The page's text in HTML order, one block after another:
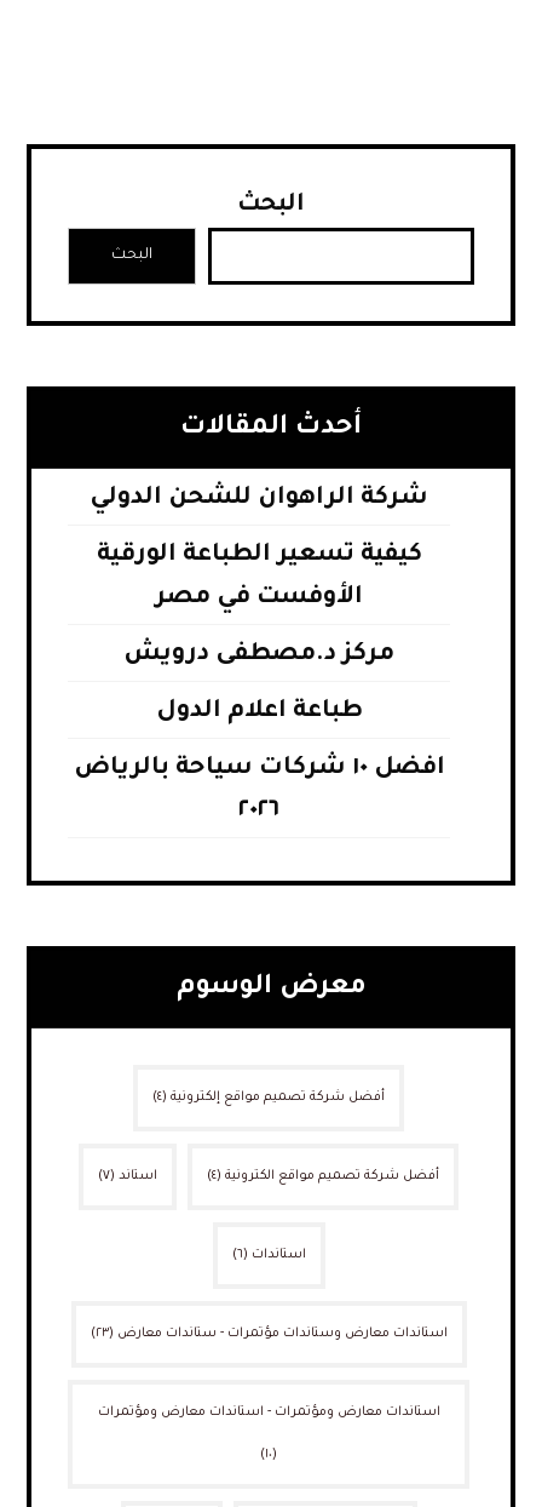
البحث
البحث
أحدث المقالات
شركة الراهوان للشحن الدولي
كيفية تسعير الطباعة الورقية
الأوفست في مصر
مركز د.مصطفى درويش
طباعة اعلام الدول
افضل ١٠ شركات سياحة بالرياض
٢٠٢٦
معرض الوسوم
أفضل شركة تصميم مواقع إلكترونية (٤)
أفضل شركة تصميم مواقع الكترونية (٤) استاند (٧)
استاندات (٦)
استاندات معارض وستاندات مؤتمرات - ستاندات معارض (٢٣)
استاندات معارض ومؤتمرات - استاندات معارض ومؤتمرات
(١٠)